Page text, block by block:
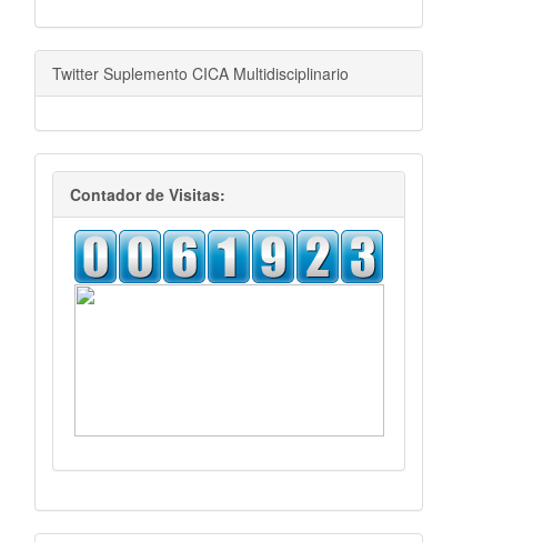
Twitter Suplemento CICA Multidisciplinario
visitas
Contador de Visitas: